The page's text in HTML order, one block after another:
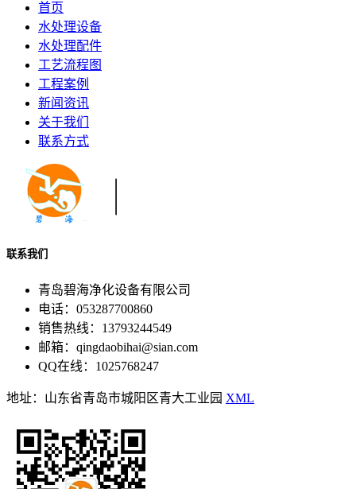
首页
水处理设备
水处理配件
工艺流程图
工程案例
新闻资讯
关于我们
联系方式
联系我们
青岛碧海净化设备有限公司
电话：053287700860
销售热线：13793244549
邮箱：qingdaobihai@sian.com
QQ在线：1025768247
地址：山东省青岛市城阳区青大工业园 XML